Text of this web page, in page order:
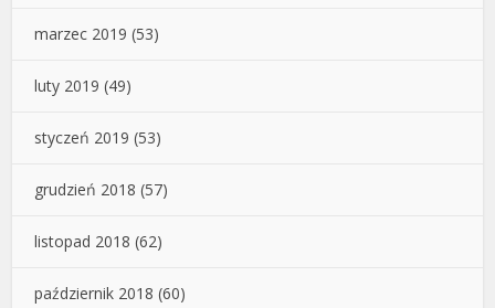
marzec 2019 (53)
luty 2019 (49)
styczeń 2019 (53)
grudzień 2018 (57)
listopad 2018 (62)
październik 2018 (60)